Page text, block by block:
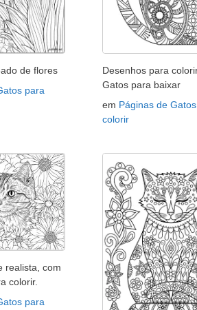
de flores
para
Desenhos para
Gatos para baixar
em Páginas de
colorir
realista, com
colorir.
para